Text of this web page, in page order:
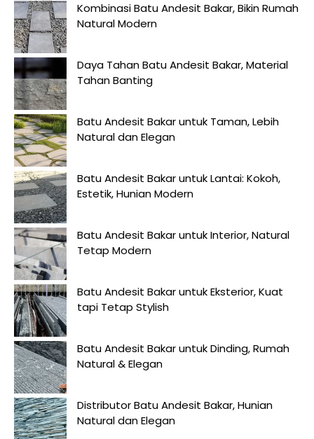
Kombinasi Batu Andesit Bakar, Bikin Rumah
Natural Modern
Daya Tahan Batu Andesit Bakar, Material
Tahan Banting
Batu Andesit Bakar untuk Taman, Lebih
Natural dan Elegan
Batu Andesit Bakar untuk Lantai: Kokoh,
Estetik, Hunian Modern
Batu Andesit Bakar untuk Interior, Natural
Tetap Modern
Batu Andesit Bakar untuk Eksterior, Kuat
tapi Tetap Stylish
Batu Andesit Bakar untuk Dinding, Rumah
Natural & Elegan
Distributor Batu Andesit Bakar, Hunian
Natural dan Elegan